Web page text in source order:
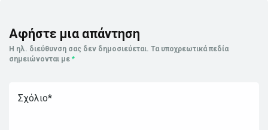
Αφήστε μια απάντηση
Η ηλ. διεύθυνση σας δεν δημοσιεύεται. Τα υποχρεωτικά πεδία
σημειώνονται με *